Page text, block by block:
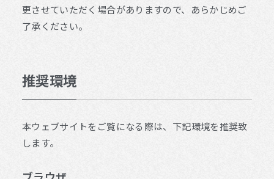
更させていただく場合がありますので、あらかじめご
了承ください。
推奨環境
本ウェブサイトをご覧になる際は、下記環境を推奨致
します。